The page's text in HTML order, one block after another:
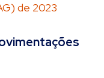
de 2023